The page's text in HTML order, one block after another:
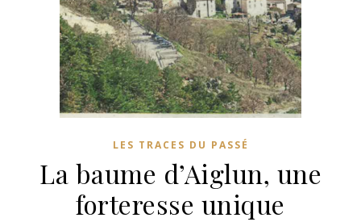
LES TRACES DU PASSÉ
La baume d’Aiglun, une
forteresse unique